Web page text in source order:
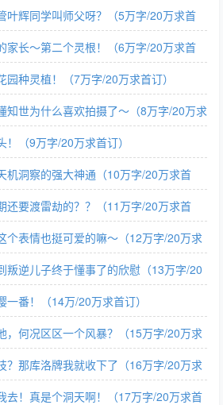
叶辉同学叫师父呀？（5万字/20万求首
家长～第二个灵根！（6万字/20万求首
种灵植！（7万字/20万求首订）
知世为什么喜欢拍摄了～（8万字/20万求
（9万字/20万求首订）
机洞察的强大神通（10万字/20万求首
还要渡雷劫的？？（11万字/20万求首
个表情也挺可爱的嘛～（12万字/20万求
叛逆儿子终于懂事了的欣慰（13万字/20
番！（14万/20万求首订）
，何况区区一个风暴？（15万字/20万求
？那库洛牌我就收下了（16万字/20万求
去！真是个洞天啊！（17万字/20万求首